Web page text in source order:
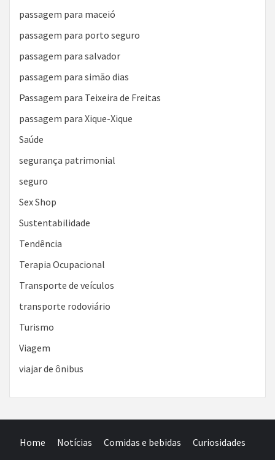
passagem para maceió
passagem para porto seguro
passagem para salvador
passagem para simão dias
Passagem para Teixeira de Freitas
passagem para Xique-Xique
Saúde
segurança patrimonial
seguro
Sex Shop
Sustentabilidade
Tendência
Terapia Ocupacional
Transporte de veículos
transporte rodoviário
Turismo
Viagem
viajar de ônibus
Home Notícias Comidas e bebidas Curiosidades